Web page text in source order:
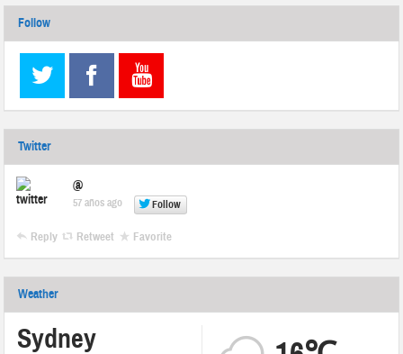
Follow
Twitter
@
57 años ago Follow
Reply Retweet Favorite
Weather
Sydney